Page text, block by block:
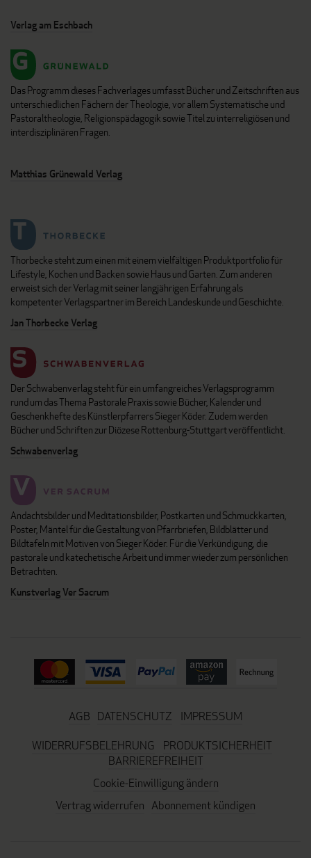
Verlag am Eschbach
Das Programm dieses Fachverlages umfasst Bücher und Zeitschriften aus
unterschiedlichen Fächern der Theologie, vor allem Systematische und
Pastoraltheologie, Religionspädagogik sowie Titel zu interreligiösen und
interdisziplinären Fragen.
Matthias Grünewald Verlag
Thorbecke steht zum einen mit einem vielfältigen Produktportfolio für
Lifestyle, Kochen und Backen sowie Haus und Garten. Zum anderen
erweist sich der Verlag mit seiner langjährigen Erfahrung als
kompetenter Verlagspartner im Bereich Landeskunde und Geschichte.
Jan Thorbecke Verlag
Der Schwabenverlag steht für ein umfangreiches Verlagsprogramm
rund um das Thema Pastorale Praxis sowie Bücher, Kalender und
Geschenkhefte des Künstlerpfarrers Sieger Köder. Zudem werden
Bücher und Schriften zur Diözese Rottenburg-Stuttgart veröffentlicht.
Schwabenverlag
Andachtsbilder und Meditationsbilder, Postkarten und Schmuckkarten,
Poster, Mäntel für die Gestaltung von Pfarrbriefen, Bildblätter und
Bildtafeln mit Motiven von Sieger Köder. Für die Verkündigung, die
pastorale und katechetische Arbeit und immer wieder zum persönlichen
Betrachten.
Kunstverlag Ver Sacrum
AGB DATENSCHUTZ
IMPRESSUM
WIDERRUFSBELEHRUNG
PRODUKTSICHERHEIT
BARRIEREFREIHEIT
Cookie-Einwilligung ändern
Vertrag widerrufen Abonnement kündigen